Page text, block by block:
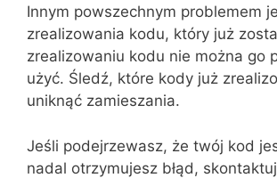
Innym powszechnym problemem
zrealizowania kodu, który już
zrealizowaniu kodu nie można go
użyć. Śledź, które kody już
uniknąć zamieszania.
Jeśli podejrzewasz, że twój kod
nadal otrzymujesz błąd,